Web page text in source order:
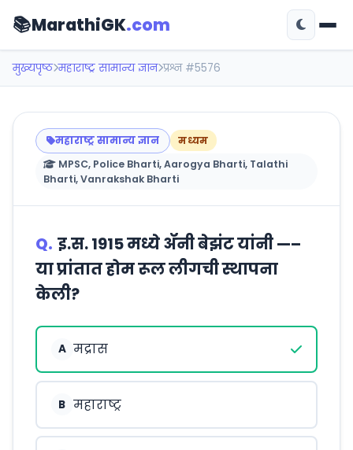
📚MarathiGK.com
मुख्यपृष्ठ महाराष्ट्र सामान्य ज्ञान प्रश्न #5576
महाराष्ट्र सामान्य ज्ञान
मध्यम
MPSC, Police Bharti, Aarogya Bharti, Talathi
Bharti, Vanrakshak Bharti
Q. इ.स. 1915 मध्ये ॲनी बेझंट यांनी —–
या प्रांतात होम रूल लीगची स्थापना
केली?
A मद्रास
B महाराष्ट्र